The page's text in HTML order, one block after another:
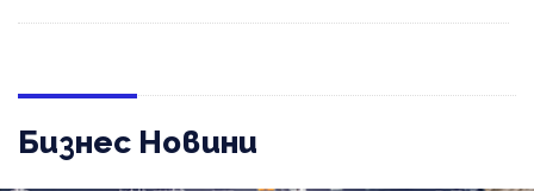
Бизнес Новини